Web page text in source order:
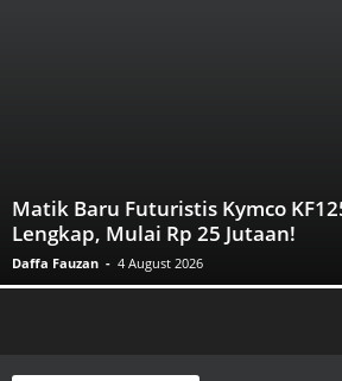
Matik Baru Futuristis Kymco
Lengkap, Mulai Rp 25 Jutaan!
Daffa Fauzan - 4 August 2026